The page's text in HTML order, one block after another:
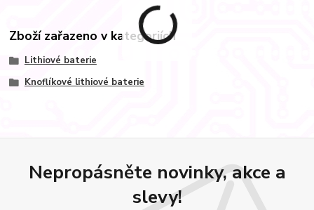
Zboží zařazeno v kategoriích
Lithiové baterie
Knoflíkové lithiové baterie
Nepropásněte novinky, akce a
slevy!